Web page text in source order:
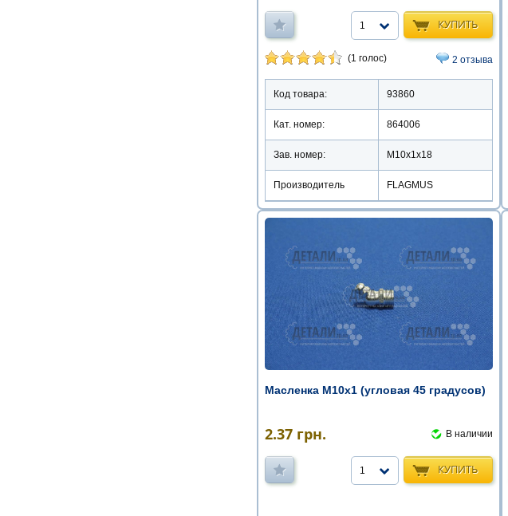
КУПИТЬ
1
(1 голос) 2 отзыва
Код товара: 93860
Кат. номер: 864006
Зав. номер: М10х1х18
Производитель FLAGMUS
Масленка М10х1 (угловая 45 градусов)
2.37 грн. В наличии
КУПИТЬ
1